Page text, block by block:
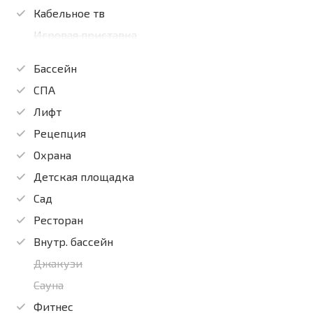
Кабельное тв
Игровая приставка
Бассейн
СПА
Лифт
Рецепция
Охрана
Детская площадка
Сад
Ресторан
Внутр. бассейн
Джакузи
Сауна
Фитнес